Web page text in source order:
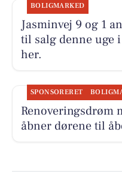
BOLIGMARKED
Jasminvej 9 og 1
til salg denne uge
her.
SPONSORERET
Renoveringsdrøm
åbner dørene til